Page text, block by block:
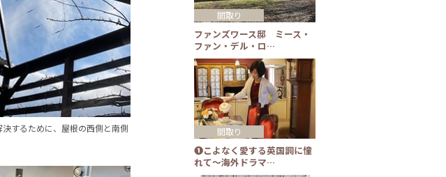
決するために、屋根の西側と南側
ファンズワース邸 ミース・
ファン・デル・ロ…
間取り
❶こよなく愛する英国調に憧
れて～海外ドラマ…
間取り